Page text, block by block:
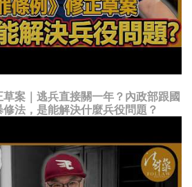
案｜逃兵直接關一年？內政部跟國
法，是能解決什麼兵役問題？